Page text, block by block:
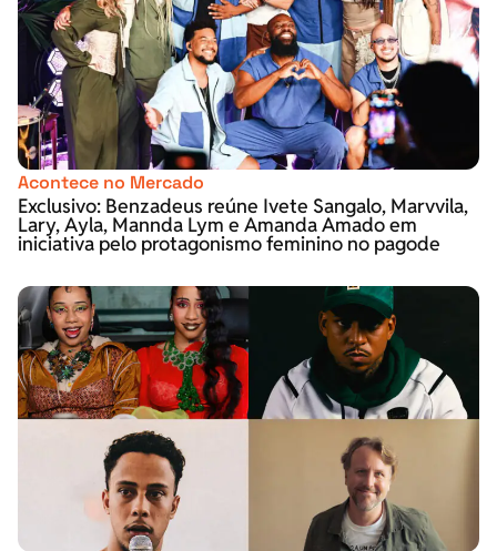
Acontece no Mercado
Exclusivo: Benzadeus reúne Ivete Sangalo, Marvvila,
Lary, Ayla, Mannda Lym e Amanda Amado em
iniciativa pelo protagonismo feminino no pagode